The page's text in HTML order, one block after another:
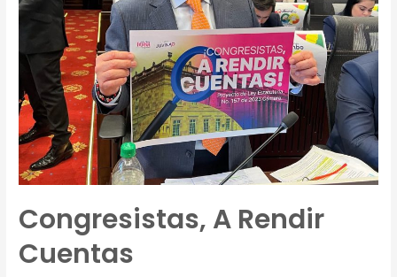
Congresistas, A Rendir
Cuentas